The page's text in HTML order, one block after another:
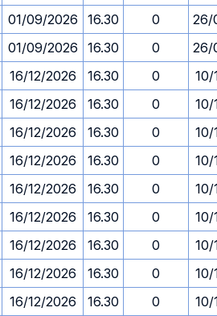
01/09/2026 16.30 0
26/
01/09/2026 16.30 0
26/
16/12/2026 16.30 0
10/
16/12/2026 16.30 0
10/
16/12/2026 16.30 0
10/
16/12/2026 16.30 0
10/
16/12/2026 16.30 0
10/
16/12/2026 16.30 0
10/
16/12/2026 16.30 0
10/
16/12/2026 16.30 0
10/
16/12/2026 16.30 0
10/